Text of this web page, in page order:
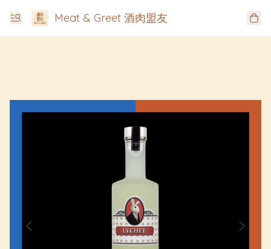
Meat & Greet 酒肉盟友